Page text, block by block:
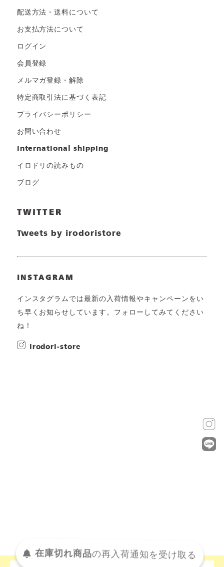
配送方法・送料について
お支払方法について
ログイン
会員登録
メルマガ登録・解除
特定商取引法に基づく表記
プライバシーポリシー
お問い合わせ
international shipping
イロドリの読みもの
ブログ
TWITTER
Tweets by irodoristore
INSTAGRAM
インスタグラムでは最新の入荷情報やキャンペーンをい
ち早くお知らせしています。フォローしてみてください
ね！
irodori-store
在庫切れ商品の再入荷通知を 受け取る